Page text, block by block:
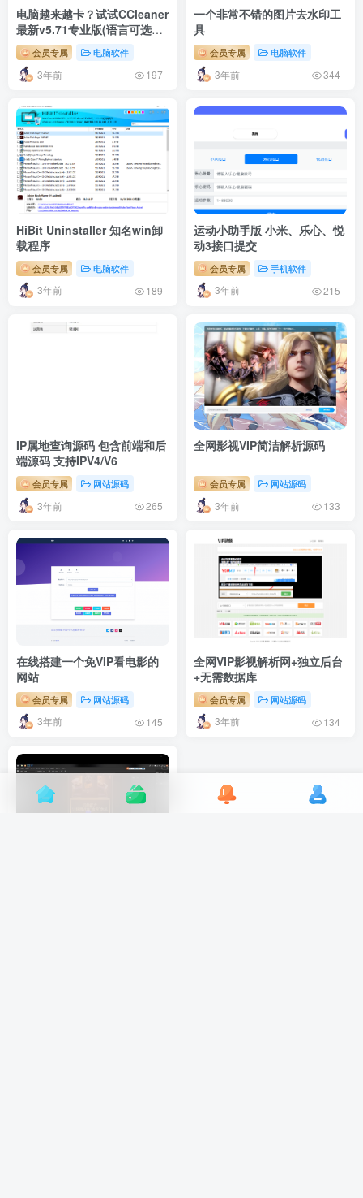
电脑越来越卡？试试CCleaner
最新v5.71专业版(语言可选中
文)会员专属 电脑软件
3年前 197
一个非常不错的图片去水印工
具
会员专属 电脑软件
3年前 344
HiBit Uninstaller 知名win卸
载程序
会员专属 电脑软件
3年前 189
运动小助手版 小米、乐心、悦
动3接口提交
会员专属 手机软件
3年前 215
IP属地查询源码 包含前端和后
端源码 支持IPV4/V6
会员专属 网站源码
3年前 265
全网影视VIP简洁解析源码
会员专属 网站源码
3年前 133
在线搭建一个免VIP看电影的
网站
会员专属 网站源码
3年前 145
全网VIP影视解析网+独立后台
+无需数据库
会员专属 网站源码
3年前 134